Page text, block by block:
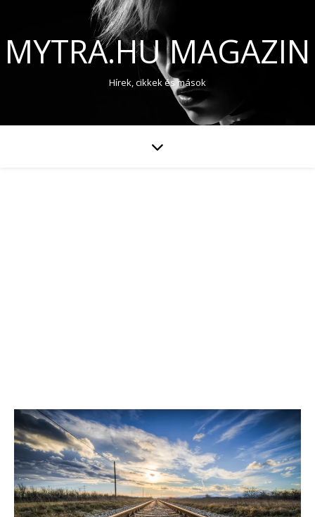
MYTRA.HU MAGAZIN
Hírek, cikkek és mások